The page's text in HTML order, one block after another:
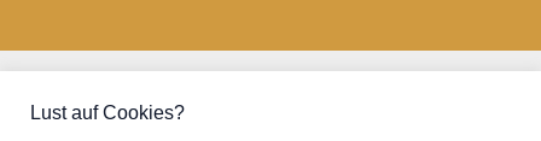
Lust auf Cookies?